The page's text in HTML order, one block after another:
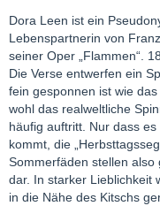
Dora Leen ist ein
Lebenspartnerin von
seiner Oper „Flammen“.
Die Verse entwerfen ein
fein gesponnen ist wie
wohl das realweltliche
häufig auftritt. Nur dass
kommt, die
Sommerfäden stellen also
dar. In starker Lieblichkeit
in die Nähe des Kitschs